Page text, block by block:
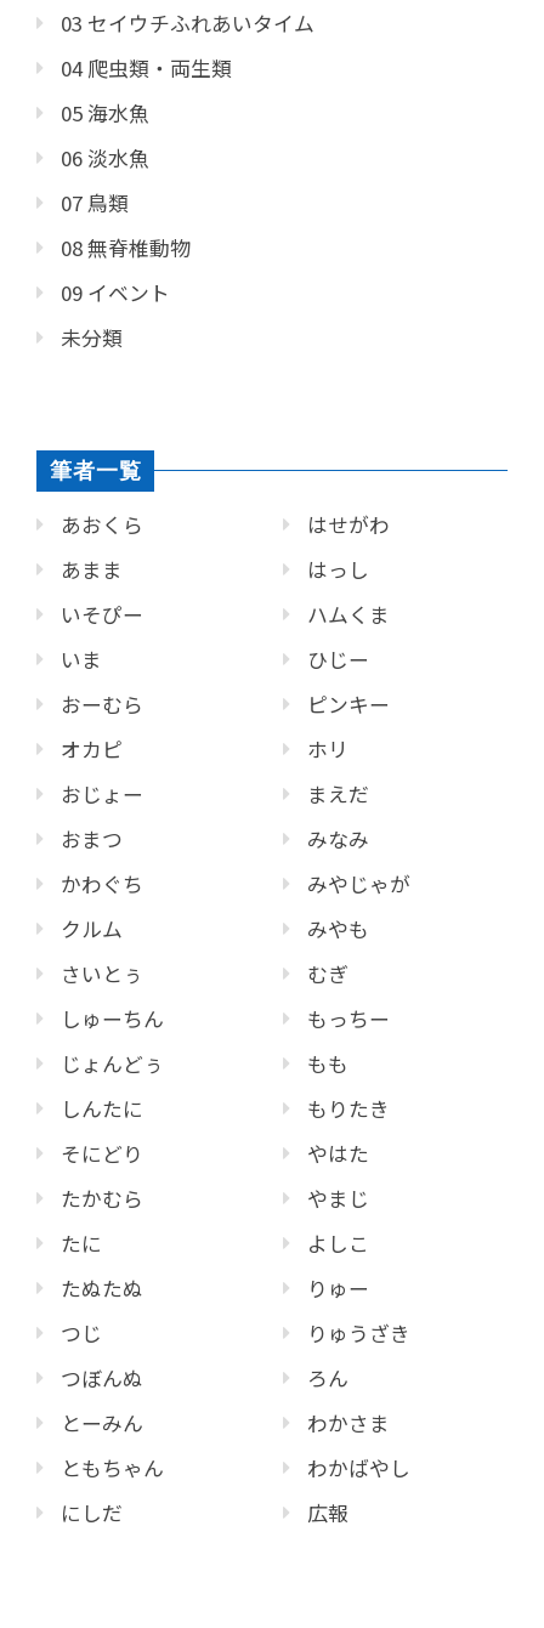
03 セイウチふれあいタイム
04 爬虫類・両生類
05 海水魚
06 淡水魚
07 鳥類
08 無脊椎動物
09 イベント
未分類
筆者一覧
あおくら
あまま
いそぴー
いま
おーむら
オカピ
おじょー
おまつ
かわぐち
クルム
さいとぅ
しゅーちん
じょんどぅ
しんたに
そにどり
たかむら
たに
たぬたぬ
つじ
つぼんぬ
とーみん
ともちゃん
にしだ
はせがわ
はっし
ハムくま
ひじー
ピンキー
ホリ
まえだ
みなみ
みやじゃが
みやも
むぎ
もっちー
もも
もりたき
やはた
やまじ
よしこ
りゅー
りゅうざき
ろん
わかさま
わかばやし
広報